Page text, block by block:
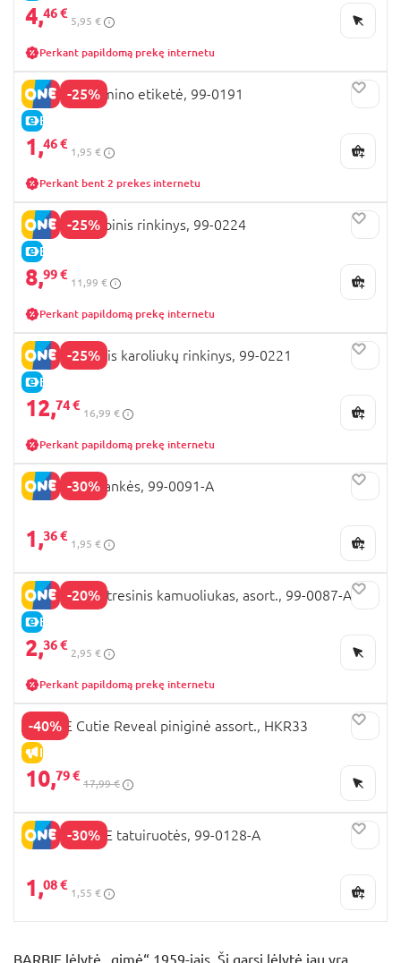
4,46 €
5,95 €
Perkant papildomą prekę internetu
-25%
E-KAINA
BARBIE lagamino etiketė, 99-0191
1,46 €
1,95 €
Perkant bent 2 prekes internetu
-25%
E-KAINA
BARBIE kūrybinis rinkinys, 99-0224
8,99 €
11,99 €
Perkant papildomą prekę internetu
-25%
E-KAINA
BARBIE didelis karoliukų rinkinys, 99-0221
12,74 €
16,99 €
Perkant papildomą prekę internetu
-30%
BARBIE apyrankės, 99-0091-A
1,36 €
1,95 €
-20%
E-KAINA
BARBIE antistresinis kamuoliukas, asort., 99-0087-A
2,36 €
2,95 €
Perkant papildomą prekę internetu
-40%
IŠPARDAVIMAS
BARBIE Cutie Reveal piniginė assort., HKR33
10,79 €
17,99 €
-30%
BARBIE CORE tatuiruotės, 99-0128-A
1,08 €
1,55 €
BARBIE lėlytė „gimė“ 1959-iais. Ši garsi lėlytė jau yra